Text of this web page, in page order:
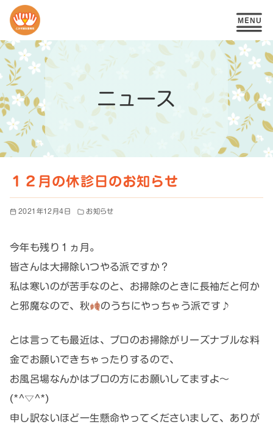
コ
ン
テ
ン
ツ
へ
ニュース
１２月の休診日のお知らせ
2021年12月4日 お知らせ
今年も残り１ヵ月。
皆さんは大掃除いつやる派ですか？
私は寒いのが苦手なのと、お掃除のときに長袖だと何か
と邪魔なので、秋
のうちにやっちゃう派です♪
とは言っても最近は、プロのお掃除がリーズナブルな料
金でお願いできちゃったりするので、
お風呂場なんかはプロの方にお願いしてますよ～
(*^▽^*)
申し訳ないほど一生懸命やってくださいまして、ありが